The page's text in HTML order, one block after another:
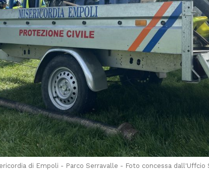
di Empoli - Parco Serravalle - Foto concessa dall'Uffcio